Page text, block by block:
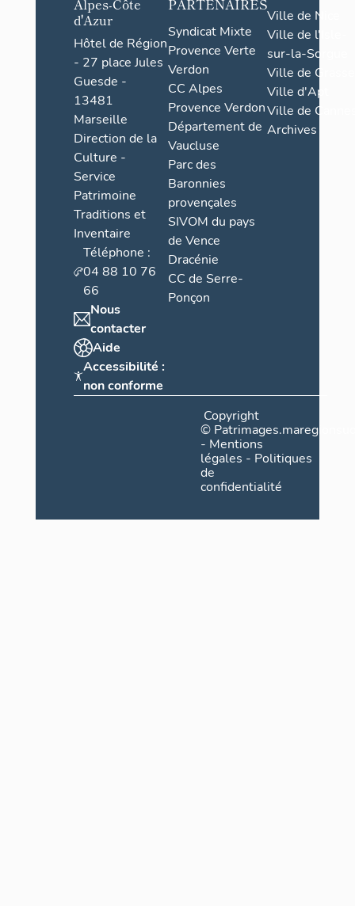
Alpes-Côte
d'Azur
Hôtel de Région
- 27 place Jules
Guesde -
13481
Marseille
Direction de la
Culture -
Service
Patrimoine
Traditions et
Inventaire
Téléphone :
04 88 10 76
66
Nous
contacter
Aide
Accessibilité :
non conforme
PARTENAIRES
Syndicat Mixte
Provence Verte
Verdon
CC Alpes
Provence Verdon
Département de
Vaucluse
Parc des
Baronnies
provençales
SIVOM du pays
de Vence
Dracénie
CC de Serre-
Ponçon
Ville de Nice
Ville de l'Isle-
sur-la-Sorgue
Ville de Grasse
Ville d'Apt
Ville de
Archives
Copyright
©
- Mentions
légales - Politiques
de
confidentialité